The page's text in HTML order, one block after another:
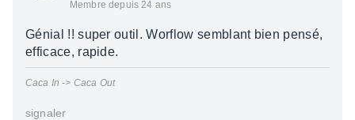
Membre depuis 24 ans
Génial !! super outil. Worflow semblant bien pensé,
efficace, rapide.
Caca In -> Caca Out
signaler